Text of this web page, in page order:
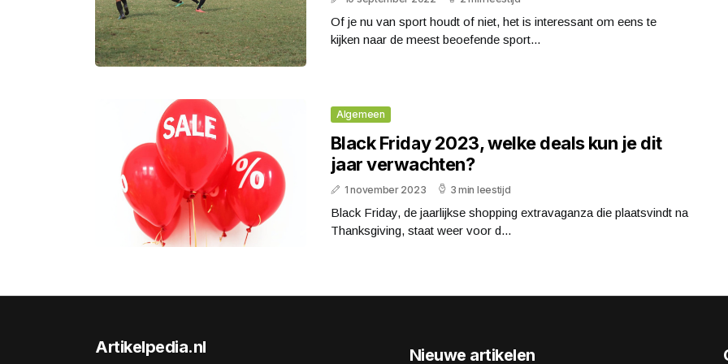
Of je nu van sport houdt of niet, het is interessant om eens te
kijken naar de meest beoefende sport...
Algemeen
Black Friday 2023, welke deals kun je dit
jaar verwachten?
1 november 2023 3 min leestijd
Black Friday, de jaarlijkse shopping extravaganza die plaatsvindt na
Thanksgiving, staat weer voor d...
Artikelpedia.nl Nieuwe artikelen